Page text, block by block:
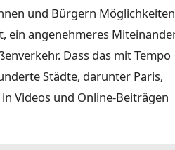
und Bürgern Möglichkeiten
ein angenehmeres
Dass das mit Tempo
Städte, darunter Paris,
Videos und Online-Beiträgen